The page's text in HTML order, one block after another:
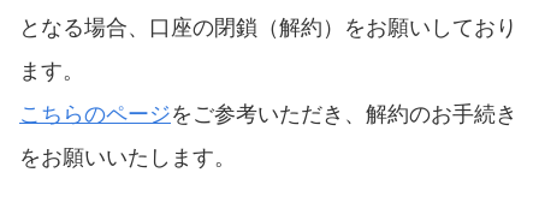
となる場合、口座の閉鎖（解約）をお願いしており
ます。
こちらのページをご参考いただき、解約のお手続き
をお願いいたします。